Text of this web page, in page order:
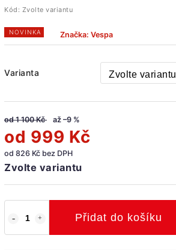
Kód: Zvolte variantu
NOVINKA Značka: Vespa
Varianta
od 1 100 Kč až –9 %
od 999 Kč
od 826 Kč bez DPH
Zvolte variantu
Přidat do košíku